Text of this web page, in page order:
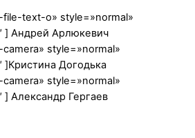
text-o» style=»normal»
] Андрей Арлюкевич
style=»normal»
]Кристина Догодька
style=»normal»
] Александр Гергаев